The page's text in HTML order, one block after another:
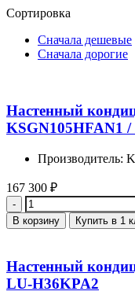
Сортировка
Сначала дешевые
Сначала дорогие
Настенный
KSGN105HFAN1
Производитель:
167 300 ₽
Количество
В корзину Купить в 1
Настенный
LU-H36KPA2